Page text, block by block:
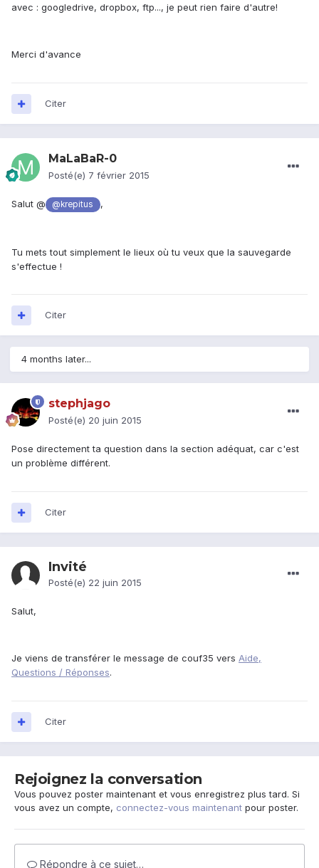
avec : googledrive, dropbox, ftp..., je peut rien faire d'autre!
Merci d'avance
Citer
MaLaBaR-0
Posté(e) 7 février 2015
Salut @ @krepitus ,
Tu mets tout simplement le lieux où tu veux que la sauvegarde
s'effectue !
Citer
4 months later...
stephjago
Posté(e) 20 juin 2015
Pose directement ta question dans la section adéquat, car c'est
un problème différent.
Citer
Invité
Posté(e) 22 juin 2015
Salut,
Je viens de transférer le message de couf35 vers Aide,
Questions / Réponses.
Citer
Rejoignez la conversation
Vous pouvez poster maintenant et vous enregistrez plus tard. Si
vous avez un compte, connectez-vous maintenant pour poster.
Répondre à ce sujet…